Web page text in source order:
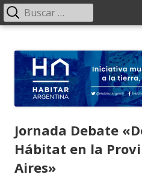
contenido
Menú
Buscar:
Jornada Debate
Hábitat en la
Aires»